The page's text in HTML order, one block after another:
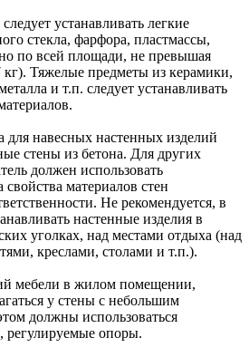
устанавливать легкие
стекла, фарфора, пластмассы,
по всей площади, не превышая
кг). Тяжелые предметы из керамики,
и т.п. следует устанавливать
для навесных настенных изделий
стены из бетона. Для других
должен использовать
материалов стен
Не рекомендуется, в
настенные изделия в
уголках, над местами отдыха (над
креслами, столами и т.п.).
мебели в жилом помещении,
у стены с небольшим
должны использоваться
регулируемые опоры.